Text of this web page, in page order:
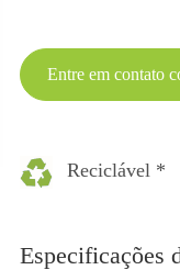
Entre em contato
Reciclável *
Especificações